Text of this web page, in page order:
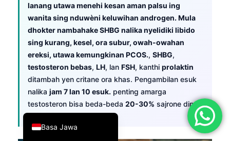
lanang utawa menehi kesan aman palsu ing
wanita sing nduwèni keluwihan androgen. Mula
dhokter nambahake SHBG nalika nyelidiki libido
sing kurang, kesel, ora subur, owah-owahan
ereksi, utawa kemungkinan PCOS., SHBG,
testosteron bebas, LH, lan FSH, kanthi prolaktin
ditambah yen critane ora khas. Pengambilan esuk
nalika jam 7 lan 10 esuk. penting amarga
testosteron bisa beda-beda 20-30% sajrone dina.
Basa Jawa
English
Deutsch
العربية
Français
עִבְרִית
Italiano
Español